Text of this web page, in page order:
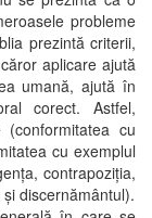
probleme
prezintă criterii,
aplicare ajută
umană, ajută în
corect. Astfel,
cu
cu exemplul
contrapoziţia,
discernământul).